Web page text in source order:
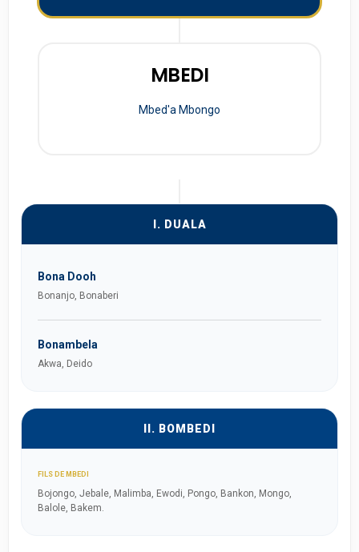
MBEDI
Mbed'a Mbongo
I. DUALA
Bona Dooh
Bonanjo, Bonaberi
Bonambela
Akwa, Deido
II. BOMBEDI
FILS DE MBEDI
Bojongo, Jebale, Malimba, Ewodi, Pongo, Bankon, Mongo,
Balole, Bakem.